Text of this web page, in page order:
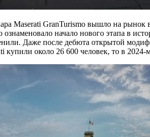
Maserati GranTurismo вышло на
начало нового этапа в
Даже после дебюта открытой
купили около 26 600 человек, то в